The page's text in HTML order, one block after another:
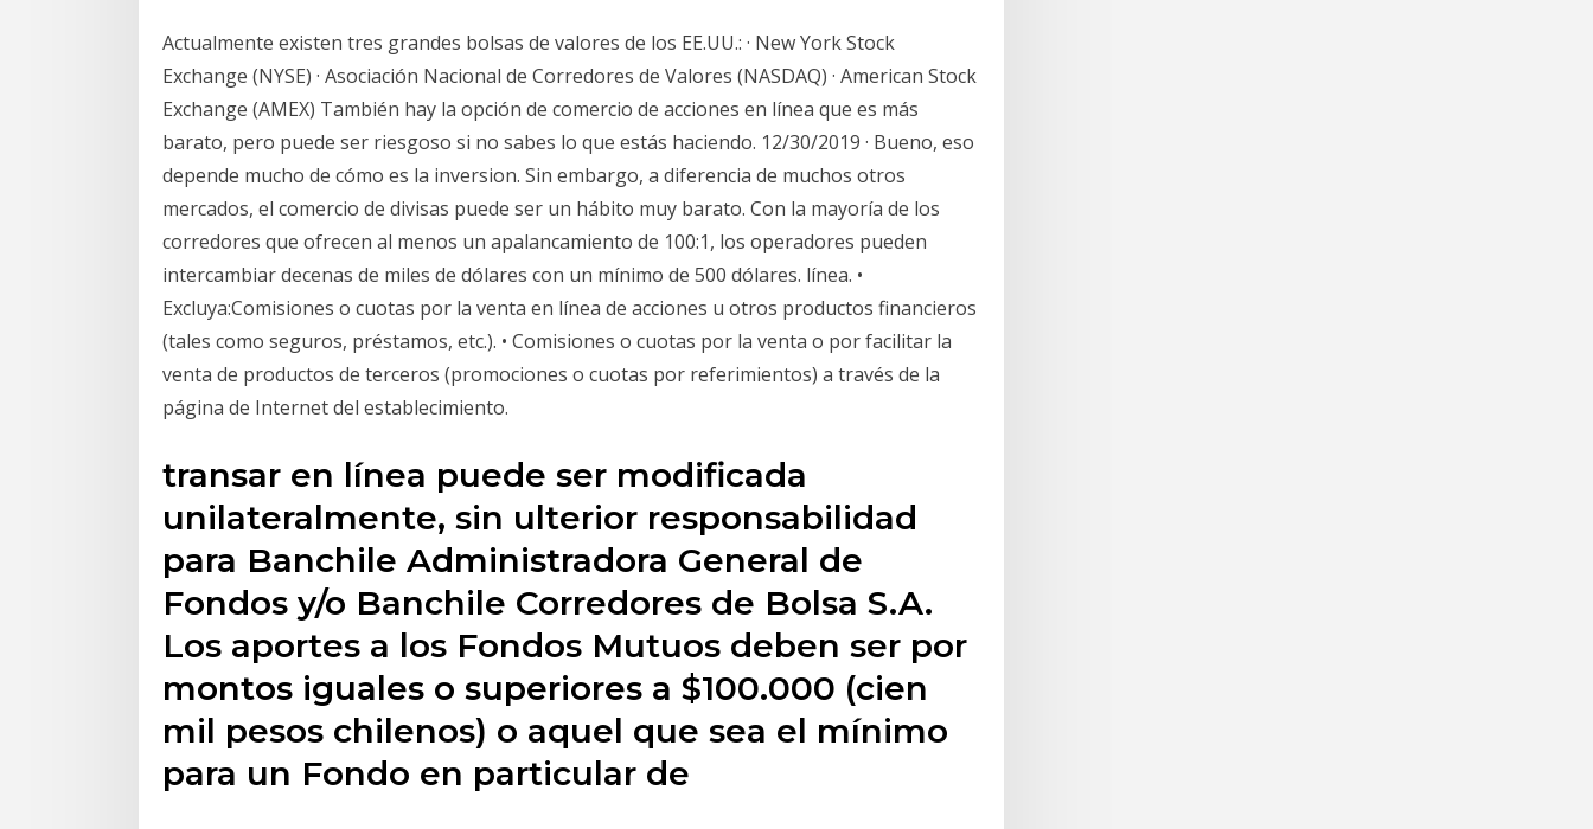
Actualmente existen tres grandes bolsas de valores de los EE.UU.: · New York Stock
Exchange (NYSE) · Asociación Nacional de Corredores de Valores (NASDAQ) · American Stock
Exchange (AMEX) También hay la opción de comercio de acciones en línea que es más
barato, pero puede ser riesgoso si no sabes lo que estás haciendo. 12/30/2019 · Bueno, eso
depende mucho de cómo es la inversion. Sin embargo, a diferencia de muchos otros
mercados, el comercio de divisas puede ser un hábito muy barato. Con la mayoría de los
corredores que ofrecen al menos un apalancamiento de 100:1, los operadores pueden
intercambiar decenas de miles de dólares con un mínimo de 500 dólares. línea. •
Excluya:Comisiones o cuotas por la venta en línea de acciones u otros productos financieros
(tales como seguros, préstamos, etc.). • Comisiones o cuotas por la venta o por facilitar la
venta de productos de terceros (promociones o cuotas por referimientos) a través de la
página de Internet del establecimiento.
transar en línea puede ser modificada
unilateralmente, sin ulterior responsabilidad
para Banchile Administradora General de
Fondos y/o Banchile Corredores de Bolsa S.A.
Los aportes a los Fondos Mutuos deben ser por
montos iguales o superiores a $100.000 (cien
mil pesos chilenos) o aquel que sea el mínimo
para un Fondo en particular de